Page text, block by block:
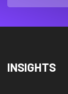
INSIGHTS